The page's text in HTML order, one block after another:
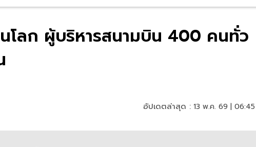
นโลก ผู้บริหารสนามบิน 400 คนทั่ว
อัปเดตล่าสุด : 13 พ.ค. 69 |